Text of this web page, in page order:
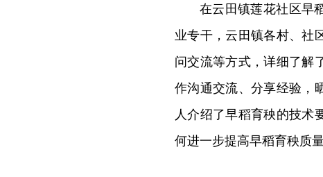
在云田镇莲花社区早
业专干，云田镇各村、社
问交流等方式，详细了解
作沟通交流、分享经验，
人介绍了早稻育秧的技术
何进一步提高早稻育秧质